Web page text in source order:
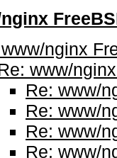
nginx
www/
Re: www/
Re: www/
Re: www/
Re: www/